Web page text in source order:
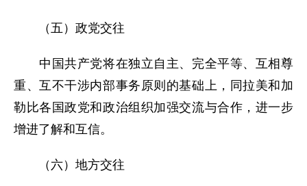
（五）政党交往
中国共产党将在独立自主、完全平等、互相尊
重、互不干涉内部事务原则的基础上，同拉美和加
勒比各国政党和政治组织加强交流与合作，进一步
增进了解和互信。
（六）地方交往